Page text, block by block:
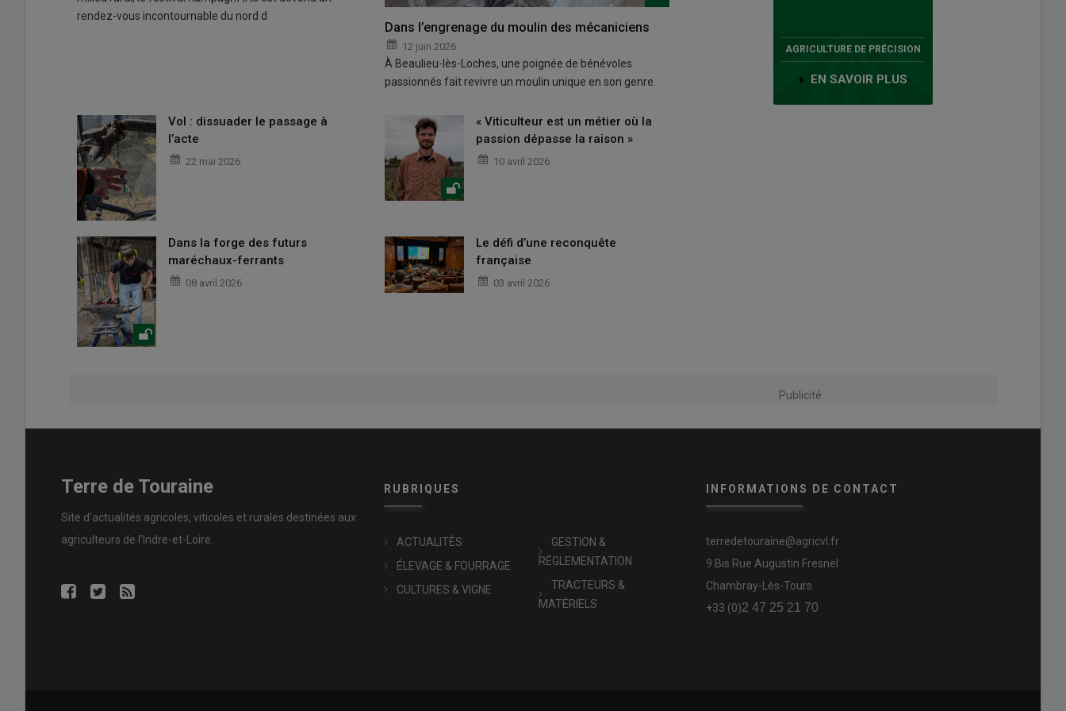
rendez-vous incontournable du nord d
Dans l’engrenage du moulin des mécaniciens
12 juin 2026
À Beaulieu-lès-Loches, une poignée de bénévoles
passionnés fait revivre un moulin unique en son genre.
Vol : dissuader le passage à
l’acte
22 mai 2026
« Viticulteur est un métier où la
passion dépasse la raison »
10 avril 2026
Dans la forge des futurs
maréchaux-ferrants
08 avril 2026
Le défi d’une reconquête
française
03 avril 2026
AGRICULTURE DE PRÉCISION
EN SAVOIR PLUS
Publicité
Terre de Touraine
Site d'actualités agricoles, viticoles et rurales destinées aux
agriculteurs de l'Indre-et-Loire.
RUBRIQUES
ACTUALITÉS
ÉLEVAGE & FOURRAGE
CULTURES & VIGNE
GESTION &
RÉGLEMENTATION
TRACTEURS &
MATÉRIELS
INFORMATIONS DE CONTACT
terredetouraine@agricvl.fr
9 Bis Rue Augustin Fresnel
Chambray-Lès-Tours
+33 (0)2 47 25 21 70